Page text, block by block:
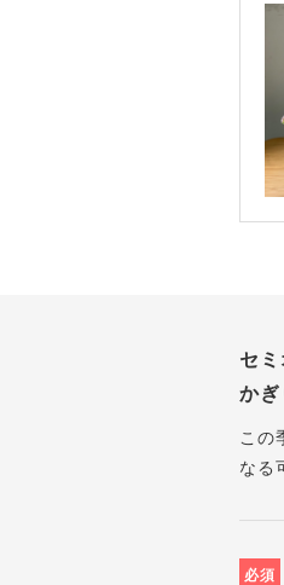
セ
かぎ
この
なる
必須